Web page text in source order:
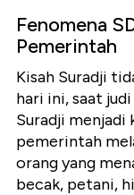
Fenomena
Pemerintah
Kisah Suradji
hari ini, saat
Suradji menjadi
pemerintah
orang yang
becak, petani,